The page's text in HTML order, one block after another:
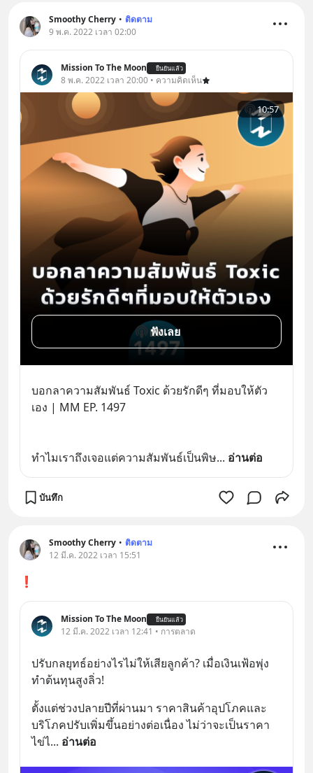
Smoothy Cherry • ติดตาม
9 พ.ค. 2022 เวลา 02:00
Mission To The Moon ยืนยันแล้ว
8 พ.ค. 2022 เวลา 20:00 • ความคิดเห็น
10:57
ฟังเลย
บอกลาความสัมพันธ์ Toxic ด้วยรักดีๆ ที่มอบให้ตัว
เอง | MM EP. 1497
ทำไมเราถึงเจอแต่ความสัมพันธ์เป็นพิษ... อ่านต่อ
บันทึก
Smoothy Cherry • ติดตาม
12 มี.ค. 2022 เวลา 15:51
❗
Mission To The Moon ยืนยันแล้ว
12 มี.ค. 2022 เวลา 12:41 • การตลาด
ปรับกลยุทธ์อย่างไรไม่ให้เสียลูกค้า? เมื่อเงินเฟ้อพุ่ง
ทำต้นทุนสูงลิ่ว!
ตั้งแต่ช่วงปลายปีที่ผ่านมา ราคาสินค้าอุปโภคและ
บริโภคปรับเพิ่มขึ้นอย่างต่อเนื่อง ไม่ว่าจะเป็นราคา
ไข่ไ... อ่านต่อ